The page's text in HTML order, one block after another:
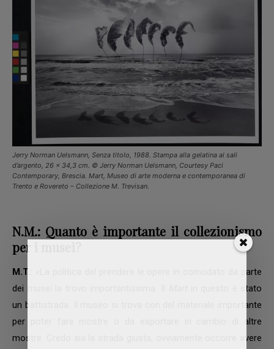
Jerry Norman Uelsmann, Senza titolo, 1988. Stampa alla gelatina ai sali
d’argento, 26 x 34,3 cm. © Jerry Norman Uelsmann, Courtesy Paci
Contemporary, Brescia. Mart, Museo di arte moderna e contemporanea di
Trento e Rovereto – Collezione M. Trevisan.
N.M.: Quanto è importante il collezionismo
per i musei?
M.T.:
«La politica del prendere le opere in comodato da parte
dei musei la trovo importantissima. Il
in questo è stato
un battistrada. Il museo si trova con del materiale importante
per poter fare mostre o da esportare in cambio di altre
mostre. Credo sia la strada giusta, ovviamente occorre avere